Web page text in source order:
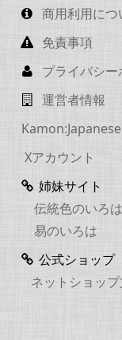
商用利用につ
免責事項
プライバシー
運営者情報
Xアカウント
姉妹サイト
伝統色のいろ
易のいろは
公式ショップ
ネットショッ